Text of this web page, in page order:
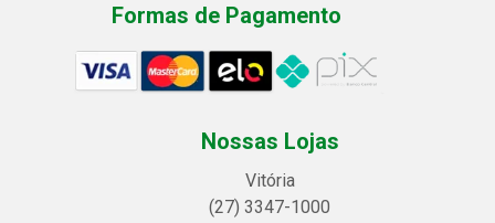
Formas de Pagamento
Nossas Lojas
Vitória
(27) 3347-1000